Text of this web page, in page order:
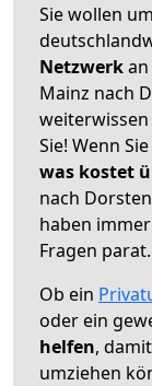
Sie wollen
Netzwerk
Mainz nach
Sie! Wenn
was kostet
nach
haben
Fragen parat.
Ob ein
oder ein
helfen,
umziehen